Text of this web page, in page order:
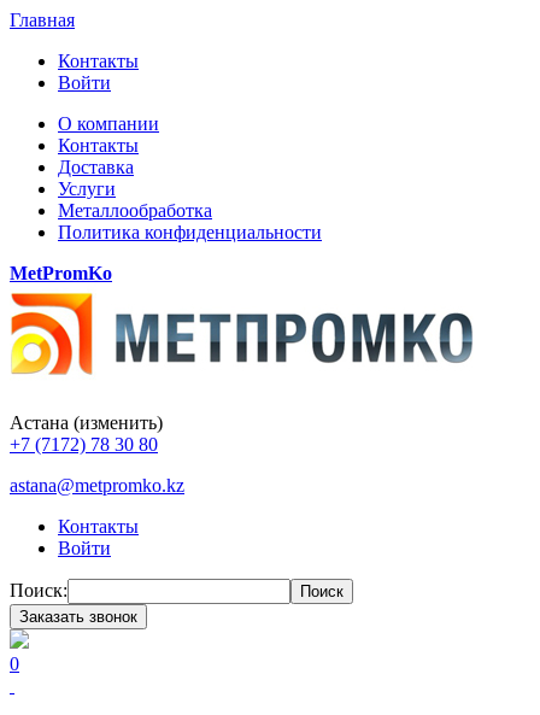
Главная
Контакты
Войти
О компании
Контакты
Доставка
Услуги
Металлообработка
Политика конфиденциальности
MetPromKo
Астана (изменить)
+7 (7172) 78 30 80
astana@metpromko.kz
Контакты
Войти
Поиск:
Поиск
Заказать звонок
0